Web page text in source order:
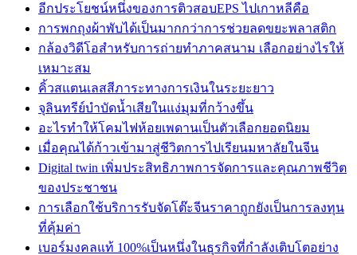
อีกประโยชน์หนึ่งของการติวสอบEPS ไปเกาหลีคือ
การพกถุงผ้าพับได้เป็นมากกว่าการช่วยลดขยะพลาสติก
กล้องวิดีโอสำหรับการถ่ายทำภาคสนาม เลือกอย่างไรให้
เหมาะสม
คิ้วสแตนเลสสีภาระทางการเงินในระยะยาว
จุลินทรีย์บำบัดน้ำเสียในแง่มุมที่กว้างขึ้น
อะไรทำให้โคมไฟห้อยเพดานเป็นตัวเลือกยอดนิยม
เมื่อคุณได้ก้าวเข้ามาสู่ชีวิตการไปเรียนมหาลัยในจีน
Digital twin เพิ่มประสิทธิภาพการจัดการและคุณภาพชีวิต
ของประชาชน
การเลือกใช้บริการรับจัดโต๊ะจีนราคาถูกยังเป็นการลงทุน
ที่คุ้มค่า
เบอร์มงคลแท้ 100%เป็นหนึ่งในธุรกิจที่กำลังเติบโตอย่าง